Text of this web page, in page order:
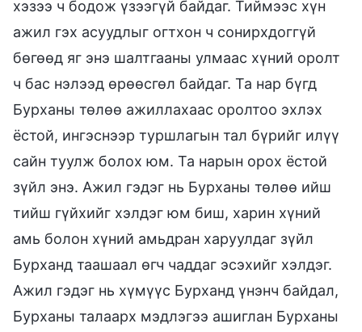
хэзээ ч бодож үзээгүй байдаг. Тиймээс хүн
ажил гэх асуудлыг огтхон ч сонирхдоггүй
бөгөөд яг энэ шалтгааны улмаас хүний оролт
ч бас нэлээд өрөөсгөл байдаг. Та нар бүгд
Бурханы төлөө ажиллахаас оролтоо эхлэх
ёстой, ингэснээр туршлагын тал бүрийг илүү
сайн туулж болох юм. Та нарын орох ёстой
зүйл энэ. Ажил гэдэг нь Бурханы төлөө ийш
тийш гүйхийг хэлдэг юм биш, харин хүний
амь болон хүний амьдран харуулдаг зүйл
Бурханд таашаал өгч чаддаг эсэхийг хэлдэг.
Ажил гэдэг нь хүмүүс Бурханд үнэнч байдал,
Бурханы талаарх мэдлэгээ ашиглан Бурханы